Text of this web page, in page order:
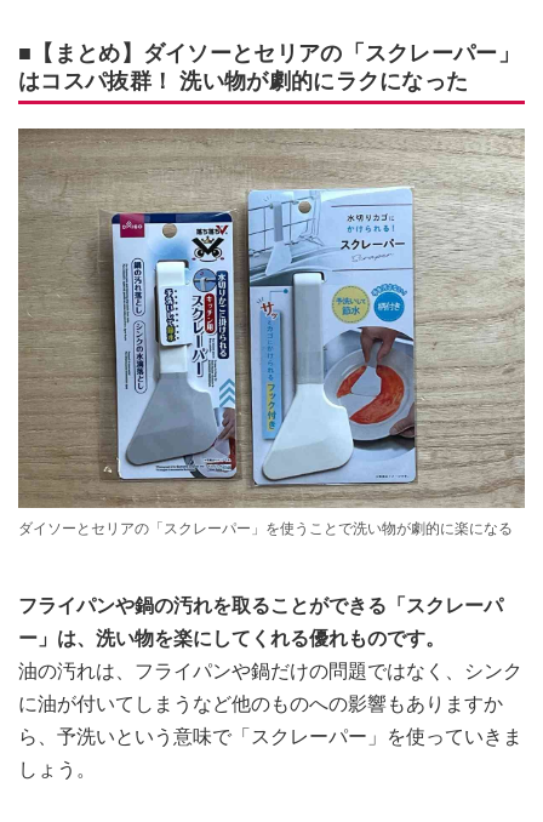
■【まとめ】ダイソーとセリアの「スクレーパー」
はコスパ抜群！ 洗い物が劇的にラクになった
ダイソーとセリアの「スクレーパー」を使うことで洗い物が劇的に楽になる
フライパンや鍋の汚れを取ることができる「スクレーパ
ー」は、洗い物を楽にしてくれる優れものです。
油の汚れは、フライパンや鍋だけの問題ではなく、シンク
に油が付いてしまうなど他のものへの影響もありますか
ら、予洗いという意味で「スクレーパー」を使っていきま
しょう。